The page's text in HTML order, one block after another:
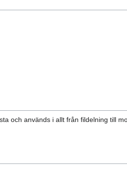
och används i allt från fildelning till